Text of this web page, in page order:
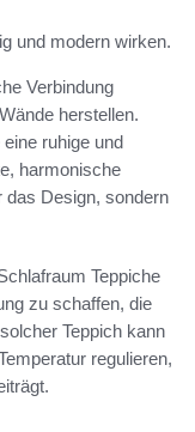
und modern wirken.
Verbindung
herstellen.
ruhige und
harmonische
das Design, sondern
Teppiche
zu schaffen, die
Teppich kann
regulieren,